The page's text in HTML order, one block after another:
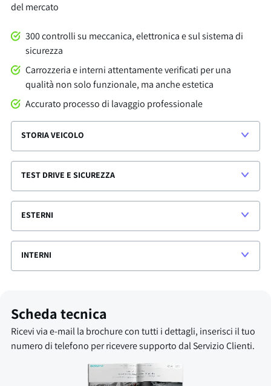
del mercato
300 controlli su meccanica, elettronica e sul sistema di
sicurezza
Carrozzeria e interni attentamente verificati per una
qualità non solo funzionale, ma anche estetica
Accurato processo di lavaggio professionale
STORIA VEICOLO
TEST DRIVE E SICUREZZA
ESTERNI
INTERNI
Scheda tecnica
Ricevi via e-mail la brochure con tutti i dettagli, inserisci il tuo
numero di telefono per ricevere supporto dal Servizio Clienti.